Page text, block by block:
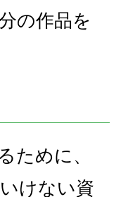
の作品を
ために、
けない資